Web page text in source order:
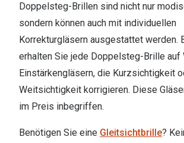
Doppelsteg-Brillen sind nicht nur
sondern können auch mit individuellen
Korrekturgläsern ausgestattet werden.
erhalten Sie jede Doppelsteg-Brille auf
Einstärkengläsern, die Kurzsichtigkeit
Weitsichtigkeit korrigieren. Diese
im Preis inbegriffen.
Benötigen Sie eine Gleitsichtbrille?